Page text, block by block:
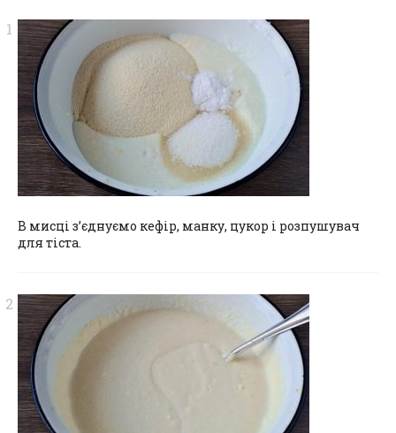
В мисці з’єднуємо кефір, манку, цукор і розпушувач
для тіста.